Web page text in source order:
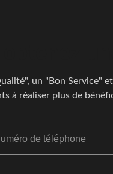
un "Bon Service"
à réaliser plus de